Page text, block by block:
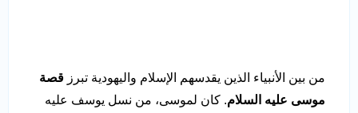
من بين الأنبياء الذين يقدسهم الإسلام واليهودية تبرز قصة
موسى عليه السلام. كان لموسى، من نسل يوسف عليه